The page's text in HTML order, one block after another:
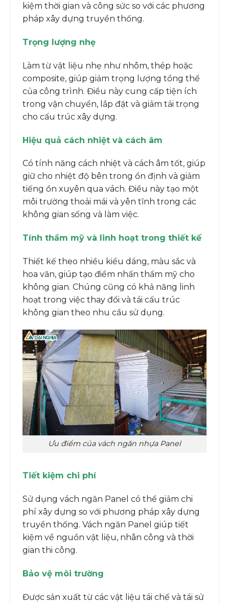
kiệm thời gian và công sức so với các phương
pháp xây dựng truyền thống.
Trọng lượng nhẹ
Làm từ vật liệu nhẹ như nhôm, thép hoặc
composite, giúp giảm trọng lượng tổng thể
của công trình. Điều này cung cấp tiện ích
trong vận chuyển, lắp đặt và giảm tải trọng
cho cấu trúc xây dựng.
Hiệu quả cách nhiệt và cách âm
Có tính năng cách nhiệt và cách âm tốt, giúp
giữ cho nhiệt độ bên trong ổn định và giảm
tiếng ồn xuyên qua vách. Điều này tạo một
môi trường thoải mái và yên tĩnh trong các
không gian sống và làm việc.
Tính thẩm mỹ và linh hoạt trong thiết kế
Thiết kế theo nhiều kiểu dáng, màu sắc và
hoa văn, giúp tạo điểm nhấn thẩm mỹ cho
không gian. Chúng cũng có khả năng linh
hoạt trong việc thay đổi và tái cấu trúc
không gian theo nhu cầu sử dụng.
Ưu điểm của vách ngăn nhựa Panel
Tiết kiệm chi phí
Sử dụng vách ngăn Panel có thể giảm chi
phí xây dựng so với phương pháp xây dựng
truyền thống. Vách ngăn Panel giúp tiết
kiệm về nguồn vật liệu, nhân công và thời
gian thi công.
Bảo vệ môi trường
Được sản xuất từ các vật liệu tái chế và tái sử